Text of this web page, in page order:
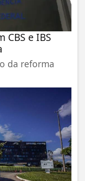
CBS e IBS
da reforma